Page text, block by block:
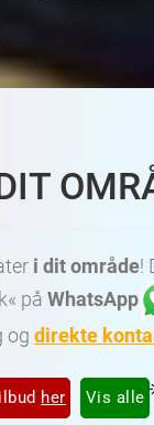
i dit område!
på WhatsApp
og direkte
her Vis alle